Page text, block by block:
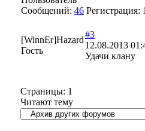
Сообщений: 46 Регистрация:
[WinnEr]Hazard
Гость
#3
12.08.2013
Удачи клану
Страницы: 1
Читают тему